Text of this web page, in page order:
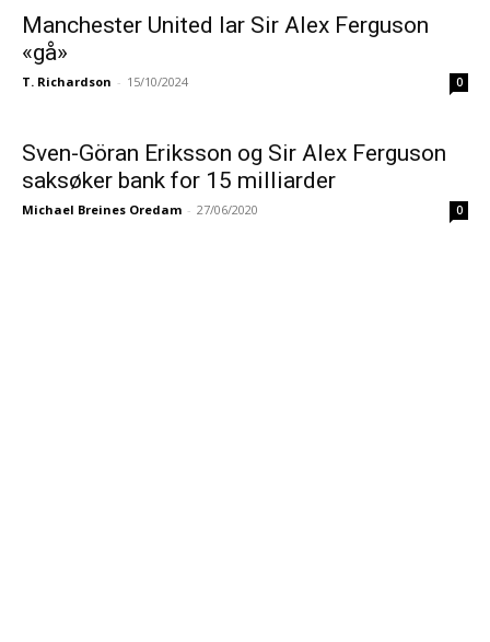
Manchester United lar Sir Alex Ferguson
«gå»
T. Richardson - 15/10/2024 0
Sven-Göran Eriksson og Sir Alex Ferguson
saksøker bank for 15 milliarder
Michael Breines Oredam - 27/06/2020 0